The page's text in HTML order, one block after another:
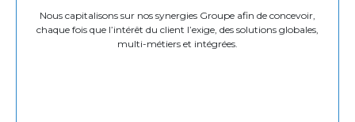
Nous capitalisons sur nos synergies Groupe afin de concevoir,
chaque fois que l’intérêt du client l’exige, des solutions globales,
multi-métiers et intégrées.